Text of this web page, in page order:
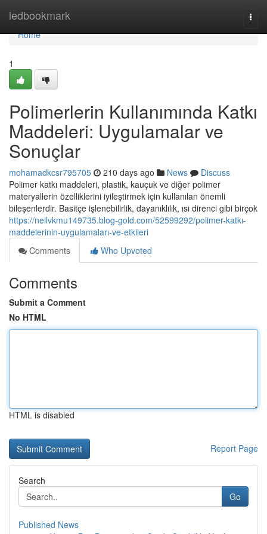
ledbookmark
Home
Home
1
Polimerlerin Kullanımında Katkı
Maddeleri: Uygulamalar ve
Sonuçlar
mohamadkcsr795705 210 days ago News
Discuss
Polimer katkı maddeleri, plastik, kauçuk ve diğer polimer
materyallerin özelliklerini iyileştirmek için kullanılan önemli
bileşenlerdir. Basitçe işlenebilirlik, dayanıklılık, ısı direnci gibi birçok
https://neilvkmu149735.blog-gold.com/52599292/polimer-katkı-
maddelerinin-uygulamaları-ve-etkileri
Comments
Who Upvoted
Comments
Submit a Comment
No HTML
HTML is disabled
Report Page
Search
Go
Published News